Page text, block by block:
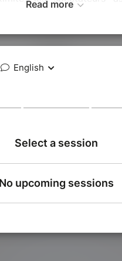
invités à piocher dans un
connivence avec le
chaque
à La Comédie-
savants et les
des mariages à tout
de tréteaux cher à la
conçu pour être
Read more